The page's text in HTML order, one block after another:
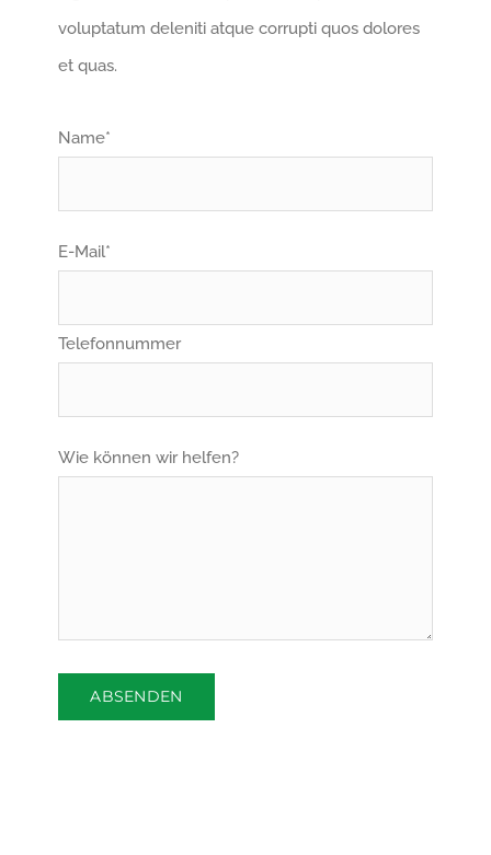
voluptatum deleniti atque corrupti quos dolores
et quas.
Name*
E-Mail*
Telefonnummer
Wie können wir helfen?